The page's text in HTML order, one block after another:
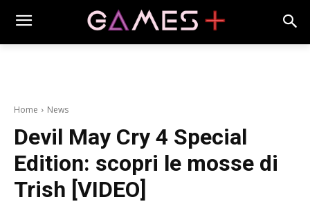
Home News
Devil May Cry 4 Special
Edition: scopri le mosse di
Trish [VIDEO]